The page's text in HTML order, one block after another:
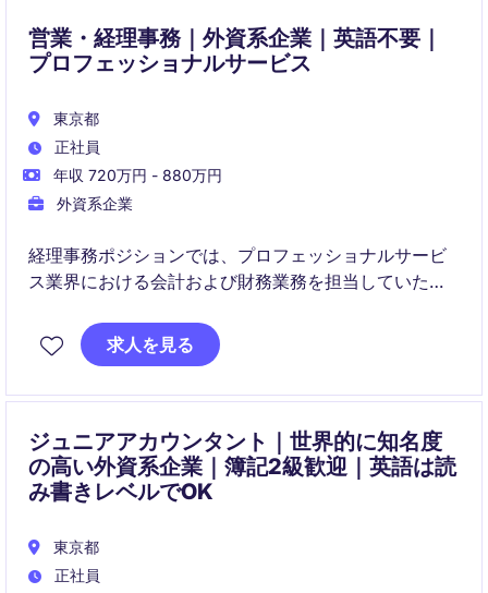
営業・経理事務｜外資系企業｜英語不要｜
プロフェッショナルサービス
東京都
正社員
年収 720万円 - 880万円
外資系企業
経理事務ポジションでは、プロフェッショナルサービ
ス業界における会計および財務業務を担当していただ
ションです。求人を見る
ジュニアアカウンタント｜世界的に知名度
の高い外資系企業｜簿記2級歓迎｜英語は読
み書きレベルでOK
東京都
正社員